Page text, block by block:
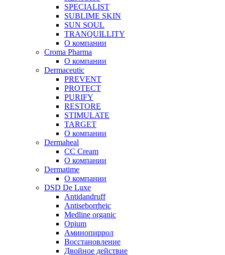
SPECIALIST
SUBLIME SKIN
SUN SOUL
TRANQUILLITY
О компании
Croma Pharma
О компании
Dermaceutic
PREVENT
PROTECT
PURIFY
RESTORE
STIMULATE
TARGET
О компании
Dermaheal
CC Cream
О компании
Dermatime
О компании
DSD De Luxe
Antidandruff
Antiseborrheic
Medline organic
Opium
Аминопиррол
Восстановление
Двойное действие